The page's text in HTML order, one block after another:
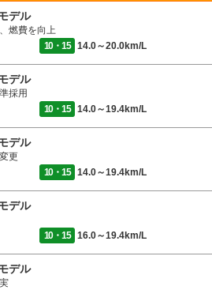
デル
燃費を向上
10・15 14.0～20.0km/L
デル
採用
10・15 14.0～19.4km/L
デル
更
10・15 14.0～19.4km/L
デル
10・15 16.0～19.4km/L
デル